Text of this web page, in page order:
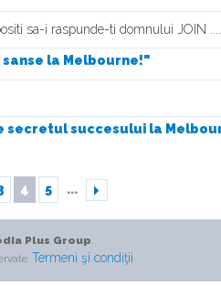
sa-i raspunde-ti domnului JOIN
sanse la Melbourne!"
secretul succesului la
4 5 ...
Plus Group.
Termeni şi condiţii